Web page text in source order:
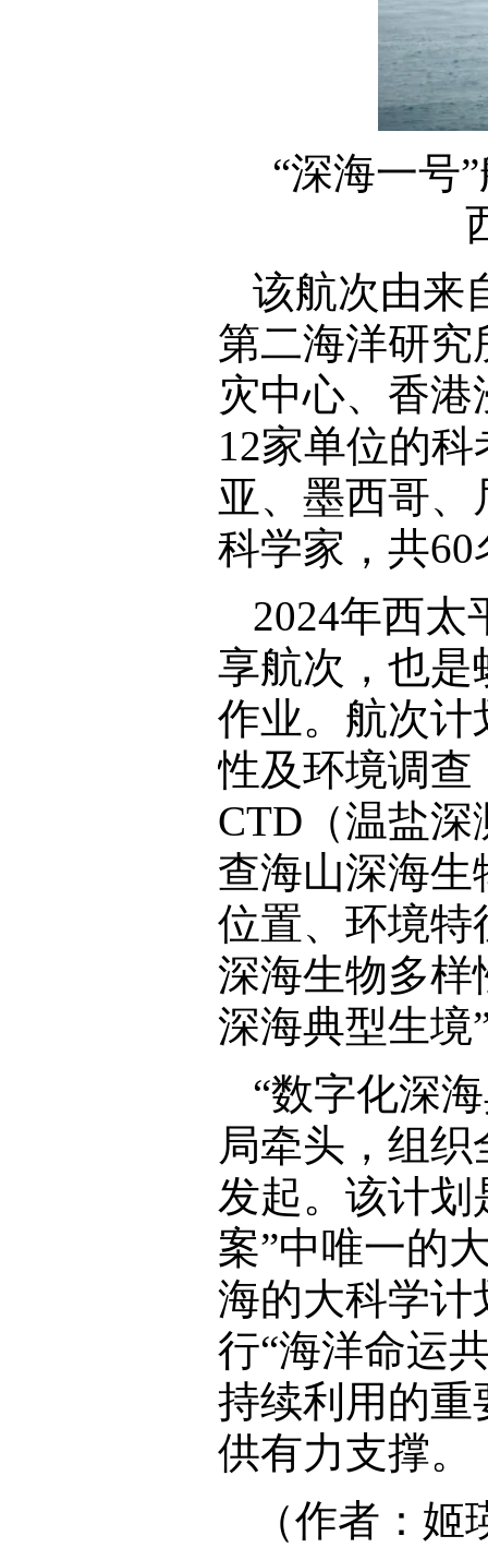
“深海一号
该航次由来
第二海洋研
灾中心、香
12家单位的
亚、墨西哥
科学家，共
2024年西太
享航次，也是
作业。航次计
性及环境调查
CTD（温盐深
查海山深海
位置、环境特
深海生物多样
深海典型生境
“数字化深
局牵头，组
发起。该计划
案”中唯一的
海的大科学计
行“海洋命运
持续利用的重
供有力支撑。
（作者：